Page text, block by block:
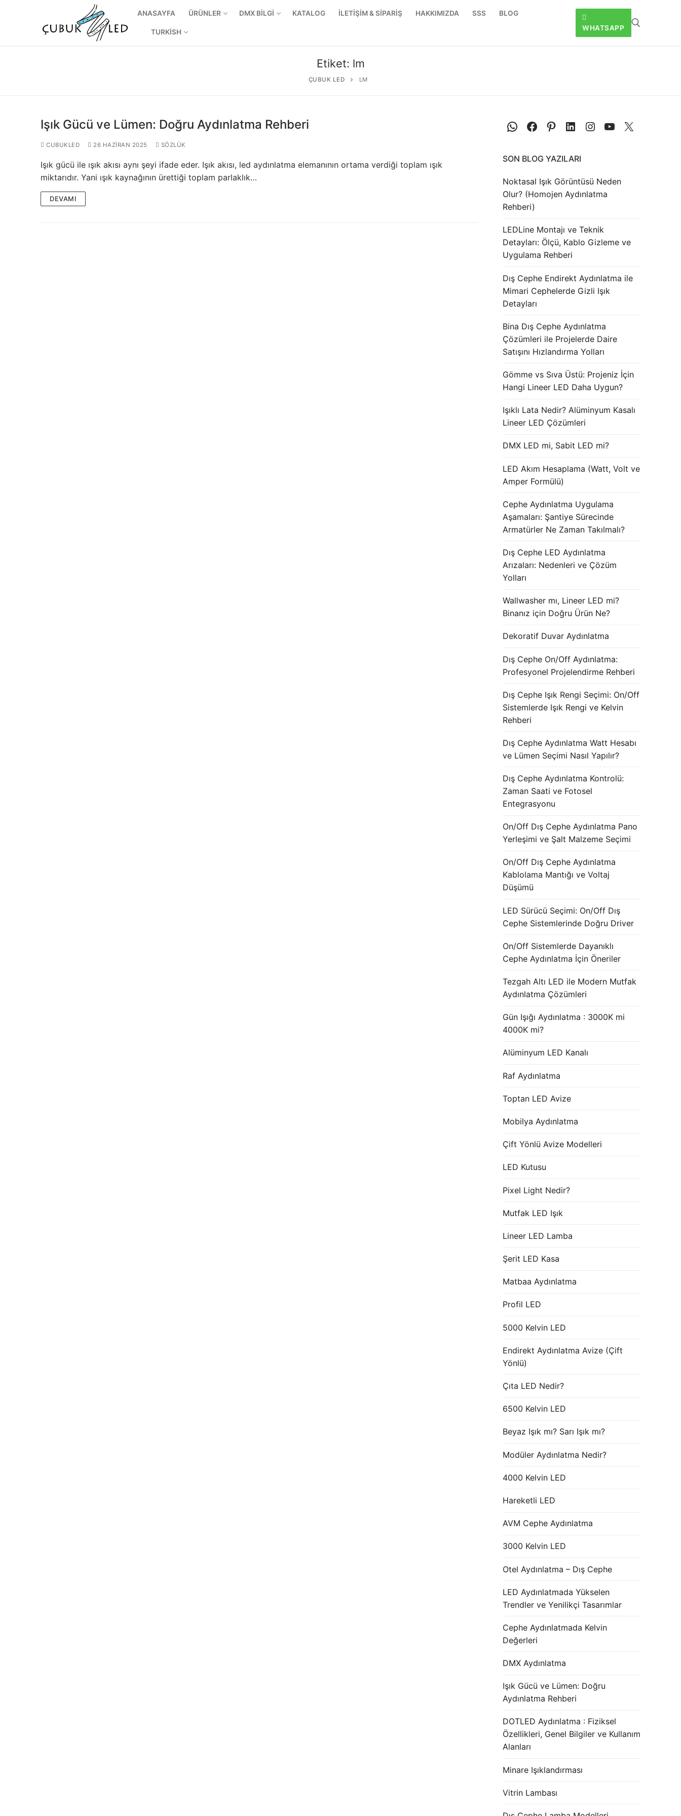
ANASAYFA ÜRÜNLER DMX BİLGİ KATALOG İLETİŞİM & SİPARİŞ HAKKIMIZDA SSS BLOG
TURKISH WHATSAPP
ANASAYFA
Etiket: lm
ÇUBUK LED LM
Işık Gücü ve Lümen: Doğru Aydınlatma Rehberi
CUBUKLED 26 HAZIRAN 2025 SÖZLÜK
Işık gücü ile ışık akısı aynı şeyi ifade eder. Işık akısı, led aydınlatma elemanının ortama verdiği toplam ışık
miktarıdır. Yani ışık kaynağının ürettiği toplam parlaklık…
DEVAMI
SON BLOG YAZILARI
Noktasal Işık Görüntüsü Neden
Olur? (Homojen Aydınlatma
Rehberi)
LEDLine Montajı ve Teknik
Detayları: Ölçü, Kablo Gizleme ve
Uygulama Rehberi
Dış Cephe Endirekt Aydınlatma ile
Mimari Cephelerde Gizli Işık
Detayları
Bina Dış Cephe Aydınlatma
Çözümleri ile Projelerde Daire
Satışını Hızlandırma Yolları
Gömme vs Sıva Üstü: Projeniz İçin
Hangi Lineer LED Daha Uygun?
Işıklı Lata Nedir? Alüminyum Kasalı
Lineer LED Çözümleri
DMX LED mi, Sabit LED mi?
LED Akım Hesaplama (Watt, Volt ve
Amper Formülü)
Cephe Aydınlatma Uygulama
Aşamaları: Şantiye Sürecinde
Armatürler Ne Zaman Takılmalı?
Dış Cephe LED Aydınlatma
Arızaları: Nedenleri ve Çözüm
Yolları
Wallwasher mı, Lineer LED mi?
Binanız için Doğru Ürün Ne?
Dekoratif Duvar Aydınlatma
Dış Cephe On/Off Aydınlatma:
Profesyonel Projelendirme Rehberi
Dış Cephe Işık Rengi Seçimi: On/Off
Sistemlerde Işık Rengi ve Kelvin
Rehberi
Dış Cephe Aydınlatma Watt Hesabı
ve Lümen Seçimi Nasıl Yapılır?
Dış Cephe Aydınlatma Kontrolü:
Zaman Saati ve Fotosel
Entegrasyonu
On/Off Dış Cephe Aydınlatma Pano
Yerleşimi ve Şalt Malzeme Seçimi
On/Off Dış Cephe Aydınlatma
Kablolama Mantığı ve Voltaj
Düşümü
LED Sürücü Seçimi: On/Off Dış
Cephe Sistemlerinde Doğru Driver
On/Off Sistemlerde Dayanıklı
Cephe Aydınlatma İçin Öneriler
Tezgah Altı LED ile Modern Mutfak
Aydınlatma Çözümleri
Gün Işığı Aydınlatma : 3000K mi
4000K mi?
Alüminyum LED Kanalı
Raf Aydınlatma
Toptan LED Avize
Mobilya Aydınlatma
Çift Yönlü Avize Modelleri
LED Kutusu
Pixel Light Nedir?
Mutfak LED Işık
Lineer LED Lamba
Şerit LED Kasa
Matbaa Aydınlatma
Profil LED
5000 Kelvin LED
Endirekt Aydınlatma Avize (Çift
Yönlü)
Çıta LED Nedir?
6500 Kelvin LED
Beyaz Işık mı? Sarı Işık mı?
Modüler Aydınlatma Nedir?
4000 Kelvin LED
Hareketli LED
AVM Cephe Aydınlatma
3000 Kelvin LED
Otel Aydınlatma – Dış Cephe
LED Aydınlatmada Yükselen
Trendler ve Yenilikçi Tasarımlar
Cephe Aydınlatmada Kelvin
Değerleri
DMX Aydınlatma
Işık Gücü ve Lümen: Doğru
Aydınlatma Rehberi
DOTLED Aydınlatma : Fiziksel
Özellikleri, Genel Bilgiler ve Kullanım
Alanları
Minare Işıklandırması
Vitrin Lambası